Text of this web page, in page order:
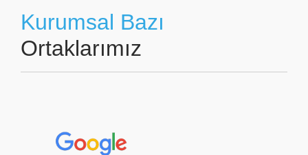
Kurumsal Bazı
Ortaklarımız